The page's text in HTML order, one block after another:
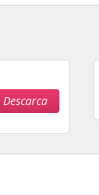
Descarca